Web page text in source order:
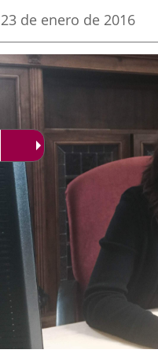
Fecha
la
noticia
23 de enero de 2016